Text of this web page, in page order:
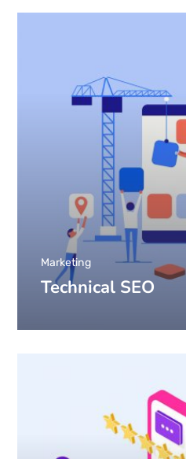
Technical SEO
Marketing